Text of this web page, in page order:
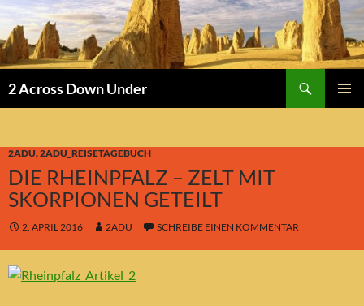
2 Across Down Under
2ADU,2ADU_REISETAGEBUCH
DIE RHEINPFALZ – ZELT MIT
SKORPIONEN GETEILT
2. APRIL 2016 2ADU SCHREIBE EINEN KOMMENTAR